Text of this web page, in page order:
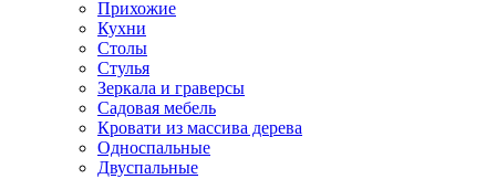
Прихожие
Кухни
Столы
Стулья
Зеркала и граверсы
Садовая мебель
Кровати из массива дерева
Односпальные
Двуспальные